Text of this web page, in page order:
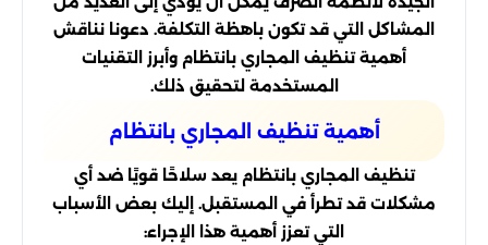
المشاكل التي قد تكون باهظة التكلفة. دعونا نناقش
أهمية تنظيف المجاري بانتظام وأبرز التقنيات
المستخدمة لتحقيق ذلك.
أهمية تنظيف المجاري بانتظام
تنظيف المجاري بانتظام يعد سلاحًا قويًا ضد أي
مشكلات قد تطرأ في المستقبل. إليك بعض الأسباب
التي تعزز أهمية هذا الإجراء: